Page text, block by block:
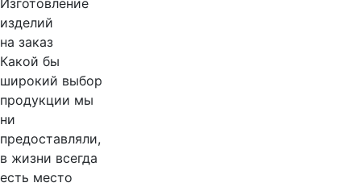
Изготовление
изделий
на заказ
Какой бы
широкий выбор
продукции мы
ни
предоставляли,
в жизни всегда
есть место